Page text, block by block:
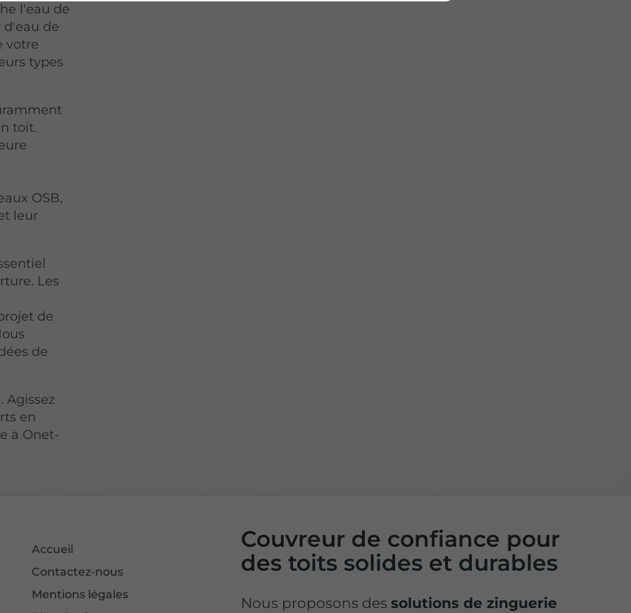
l'eau de
de
votre
types
toit.
OSB,
leur
Les
de
de
Agissez
en
à Onet-
Accueil
Contactez-nous
Mentions légales
Couvreur de confiance pour
destoits solides et durables
Nous proposons dessolutions de zinguerie